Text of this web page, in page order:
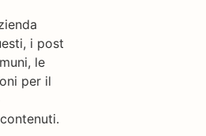
i post
le
per il